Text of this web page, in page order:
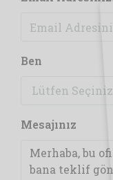
Ben
Lütfen Seçiniz
Mesajınız